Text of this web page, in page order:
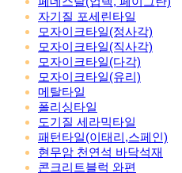
자기질 포세린타일
모자이크타일(정사각)
모자이크타일(직사각)
모자이크타일(다각)
모자이크타일(유리)
메탈타일
폴리싱타일
도기질 세라믹타일
패턴타일(이태리,스페인)
현무암 천연석 바닥석재
콘크리트블럭 와편